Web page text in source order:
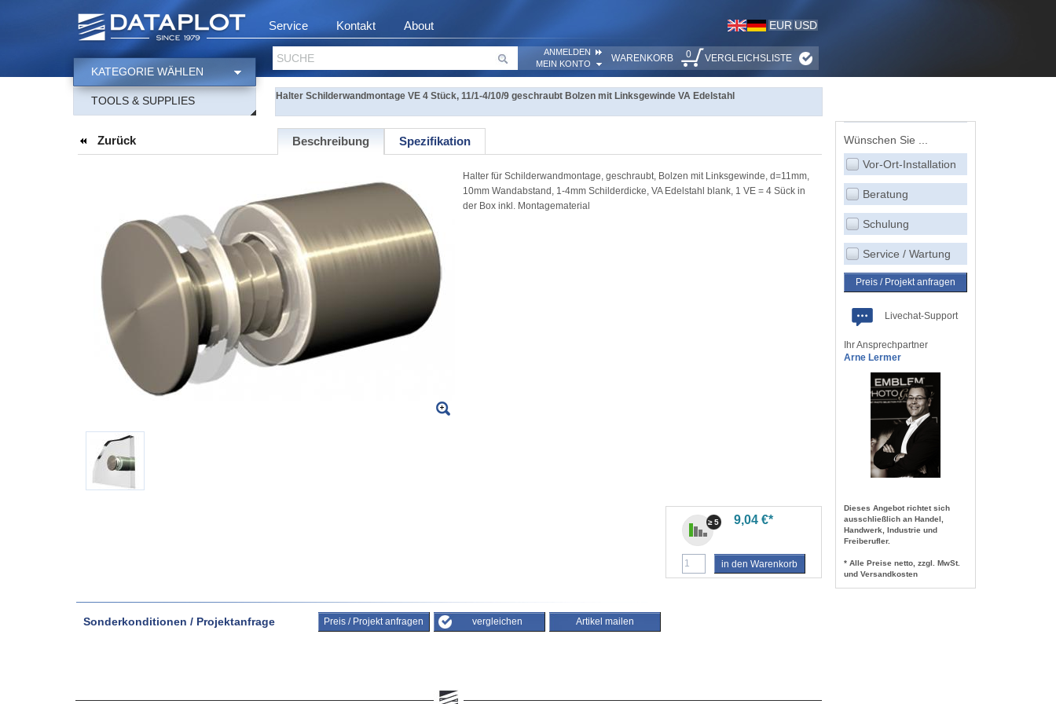
Service Kontakt About EUR USD
SUCHE
ANMELDEN
MEIN KONTO
WARENKORB 0 VERGLEICHSLISTE
KATEGORIE WÄHLEN
TOOLS & SUPPLIES Halter Schilderwandmontage VE 4 Stück, 11/1-4/10/9 geschraubt Bolzen mit Linksgewinde VA Edelstahl
Zurück Beschreibung Spezifikation
Halter für Schilderwandmontage, geschraubt, Bolzen mit Linksgewinde, d=11mm,
10mm Wandabstand, 1-4mm Schilderdicke, VA Edelstahl blank, 1 VE = 4 Sück in
der Box inkl. Montagematerial
≥ 5 9,04 €*
in den Warenkorb
Sonderkonditionen / Projektanfrage Preis / Projekt anfragen vergleichen Artikel mailen
Wünschen Sie ...
Vor-Ort-Installation
Beratung
Schulung
Service / Wartung
Preis / Projekt anfragen
Livechat-Support
Ihr Ansprechpartner
Arne Lermer
Dieses Angebot richtet sich
ausschließlich an Handel,
Handwerk, Industrie und
Freiberufler.
* Alle Preise netto, zzgl. MwSt.
und Versandkosten